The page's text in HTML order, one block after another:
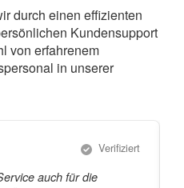
durch einen effizienten
Kundensupport
von erfahrenem
in unserer
Verifiziert